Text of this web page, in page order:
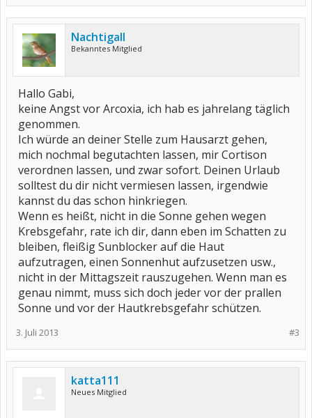
Nachtigall
Bekanntes Mitglied
Hallo Gabi,
keine Angst vor Arcoxia, ich hab es jahrelang täglich
genommen.
Ich würde an deiner Stelle zum Hausarzt gehen,
mich nochmal begutachten lassen, mir Cortison
verordnen lassen, und zwar sofort. Deinen Urlaub
solltest du dir nicht vermiesen lassen, irgendwie
kannst du das schon hinkriegen.
Wenn es heißt, nicht in die Sonne gehen wegen
Krebsgefahr, rate ich dir, dann eben im Schatten zu
bleiben, fleißig Sunblocker auf die Haut
aufzutragen, einen Sonnenhut aufzusetzen usw.,
nicht in der Mittagszeit rauszugehen. Wenn man es
genau nimmt, muss sich doch jeder vor der prallen
Sonne und vor der Hautkrebsgefahr schützen.
#3
3. Juli 2013
katta111
Neues Mitglied